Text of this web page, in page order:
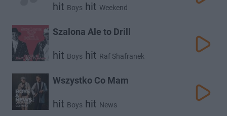
hit Boys hit Weekend
Szalona Ale to Drill
hit Boys hit Raf Shafranek
Wszystko Co Mam
hit Boys hit News